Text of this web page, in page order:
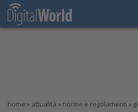
home » attualità » norme e regolamenti »